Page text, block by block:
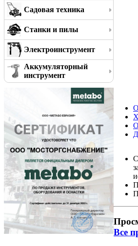
Садовая техника
Станки и пилы
Электроинструмент
Аккумуляторный
инструмент
Все